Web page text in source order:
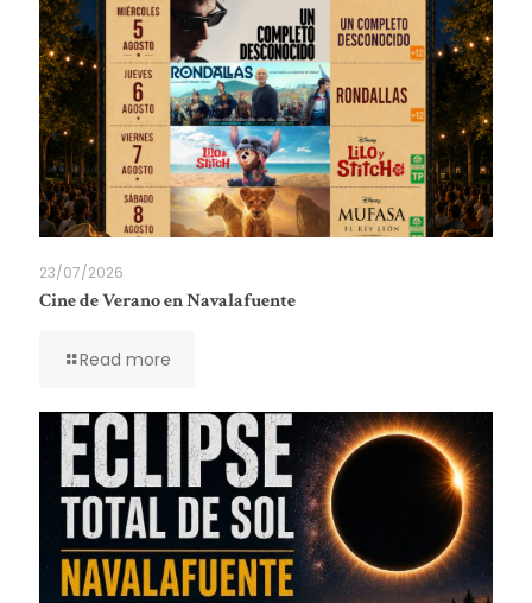
23/07/2026
Cine de Verano en Navalafuente
Read more